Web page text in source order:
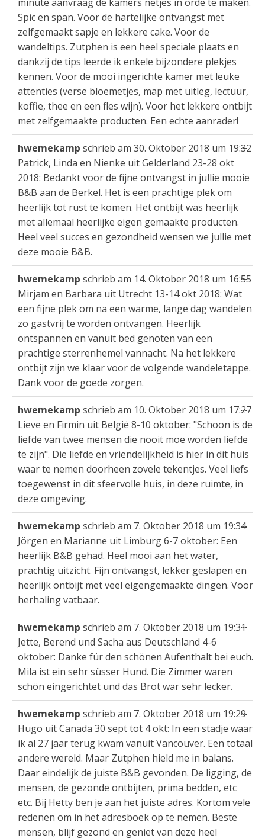
Spic en span. Voor de hartelijke ontvangst met
zelfgemaakt sapje en lekkere cake. Voor de
wandeltips. Zutphen is een heel speciale plaats en
dankzij de tips leerde ik enkele bijzondere plekjes
kennen. Voor de mooi ingerichte kamer met leuke
attenties (verse bloemetjes, map met uitleg, lectuur,
koffie, thee en een fles wijn). Voor het lekkere ontbijt
met zelfgemaakte producten. Een echte aanrader!
hwemekamp schrieb am 30. Oktober 2018 um 19:32
Patrick, Linda en Nienke uit Gelderland 23-28 okt
2018: Bedankt voor de fijne ontvangst in jullie mooie
B&B aan de Berkel. Het is een prachtige plek om
heerlijk tot rust te komen. Het ontbijt was heerlijk
met allemaal heerlijke eigen gemaakte producten.
Heel veel succes en gezondheid wensen we jullie met
deze mooie B&B.
...
hwemekamp schrieb am 14. Oktober 2018 um 16:55
Mirjam en Barbara uit Utrecht 13-14 okt 2018: Wat
een fijne plek om na een warme, lange dag wandelen
zo gastvrij te worden ontvangen. Heerlijk
ontspannen en vanuit bed genoten van een
prachtige sterrenhemel vannacht. Na het lekkere
ontbijt zijn we klaar voor de volgende wandeletappe.
Dank voor de goede zorgen.
...
hwemekamp schrieb am 10. Oktober 2018 um 17:27
Lieve en Firmin uit België 8-10 oktober: "Schoon is de
liefde van twee mensen die nooit moe worden liefde
te zijn". Die liefde en vriendelijkheid is hier in dit huis
waar te nemen doorheen zovele tekentjes. Veel liefs
toegewenst in dit sfeervolle huis, in deze ruimte, in
deze omgeving.
...
hwemekamp schrieb am 7. Oktober 2018 um 19:34
Jörgen en Marianne uit Limburg 6-7 oktober: Een
heerlijk B&B gehad. Heel mooi aan het water,
prachtig uitzicht. Fijn ontvangst, lekker geslapen en
heerlijk ontbijt met veel eigengemaakte dingen. Voor
herhaling vatbaar.
...
hwemekamp schrieb am 7. Oktober 2018 um 19:31
Jette, Berend und Sacha aus Deutschland 4-6
oktober: Danke für den schönen Aufenthalt bei euch.
Mila ist ein sehr süsser Hund. Die Zimmer waren
schön eingerichtet und das Brot war sehr lecker.
...
hwemekamp schrieb am 7. Oktober 2018 um 19:29
Hugo uit Canada 30 sept tot 4 okt: In een stadje waar
ik al 27 jaar terug kwam vanuit Vancouver. Een totaal
andere wereld. Maar Zutphen hield me in balans.
Daar eindelijk de juiste B&B gevonden. De ligging, de
mensen, de gezonde ontbijten, prima bedden, etc
etc. Bij Hetty ben je aan het juiste adres. Kortom vele
redenen om in het adresboek op te nemen. Beste
mensen, blijf gezond en geniet van deze heel
...